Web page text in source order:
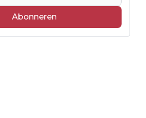
Abonneren